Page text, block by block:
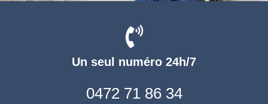
Un seul numéro 24h/7
0472 71 86 34